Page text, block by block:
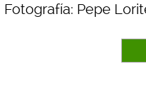
Fotografía: Pepe